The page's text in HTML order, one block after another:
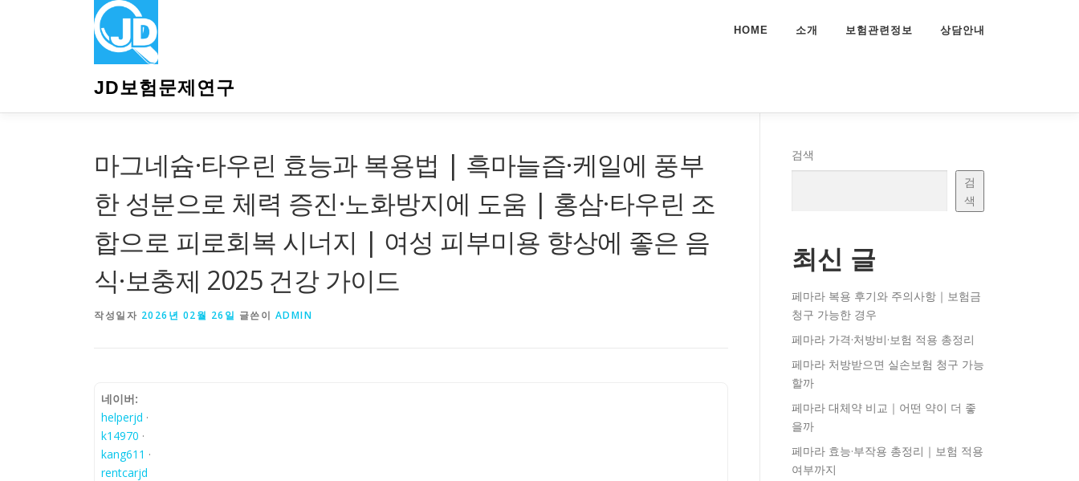
JD보험문제연구
HOME 소개 보험관련정보 상담안내
마그네슘·타우린 효능과 복용법 | 흑마늘즙·케일에 풍부
한 성분으로 체력 증진·노화방지에 도움 | 홍삼·타우린 조
합으로 피로회복 시너지 | 여성 피부미용 향상에 좋은 음
식·보충제 2025 건강 가이드
작성일자 2026년 02월 26일 글쓴이 ADMIN
네이버:
helperjd ·
k14970 ·
kang611 ·
rentcarjd
검색
검
색
최신 글
페마라 복용 후기와 주의사항｜보험금
청구 가능한 경우
페마라 가격·처방비·보험 적용 총정리
페마라 처방받으면 실손보험 청구 가능
할까
페마라 대체약 비교｜어떤 약이 더 좋
을까
페마라 효능·부작용 총정리｜보험 적용
여부까지